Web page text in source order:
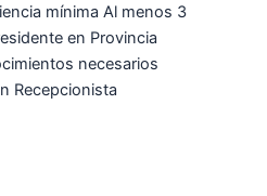
mínima Al menos 3
en Provincia
necesarios
Recepcionista